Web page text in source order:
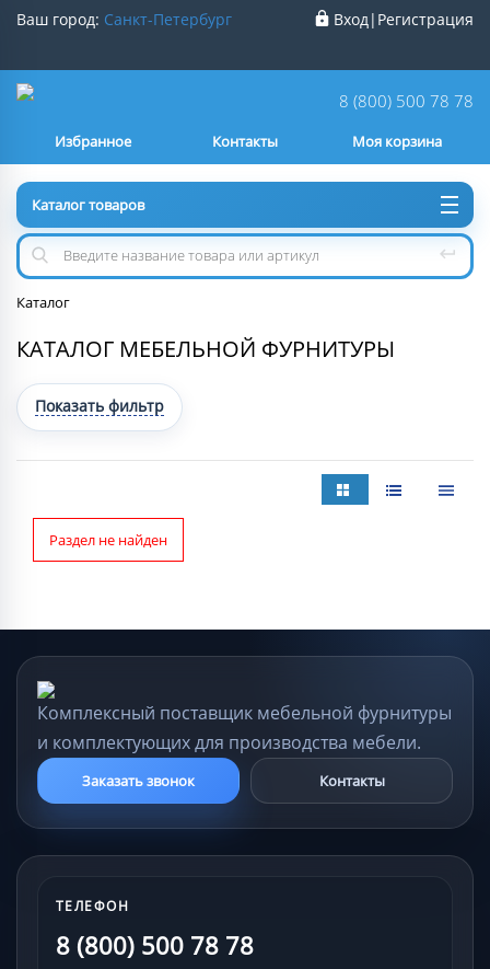
Ваш город: Санкт-Петербург
Нет
Вход| Регистрация
8 (800) 500 78 78
Контакты
Избранное Моя корзина
Каталог товаров
Каталог
КАТАЛОГ МЕБЕЛЬНОЙ ФУРНИТУРЫ
Показать фильтр
Раздел не найден
Комплексный поставщик мебельной фурнитуры
и комплектующих для производства мебели.
Заказать звонок Контакты
ТЕЛЕФОН
8 (800) 500 78 78